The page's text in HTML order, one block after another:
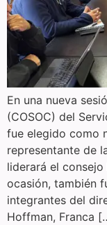
En una nueva
(COSOC) del
fue elegido como
representante de
liderará el
ocasión, también
integrantes del
Hoffman, Franca